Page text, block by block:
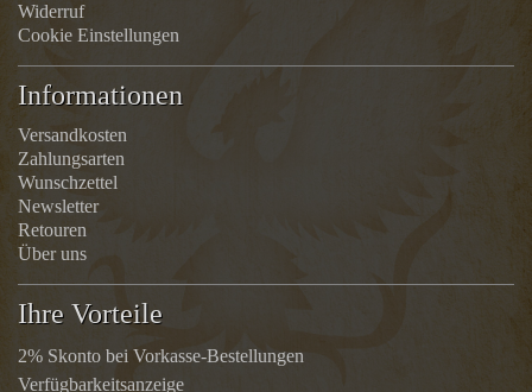
Widerruf
Cookie Einstellungen
Informationen
Versandkosten
Zahlungsarten
Wunschzettel
Newsletter
Retouren
Über uns
Ihre Vorteile
2% Skonto bei Vorkasse-Bestellungen
Verfügbarkeitsanzeige